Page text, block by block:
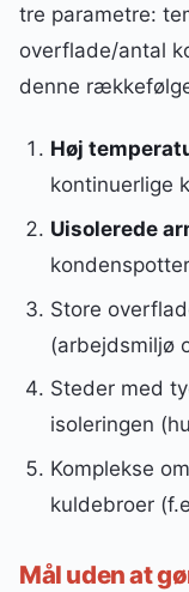
tre parametre:
overflade/antal
denne
Høj
kontinuerlige
Uisolerede
Store
(arbejdsmiljø
Steder med
isoleringen
Komplekse
kuldebroer
Mål uden at